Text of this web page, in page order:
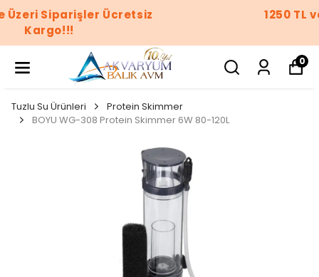
1250 TL ve Üzeri Siparişler Ücretsiz
0
Tuzlu Su Ürünleri
Protein Skimmer
BOYU WG-308 Protein Skimmer 6W 80-120L